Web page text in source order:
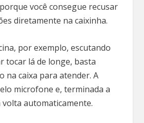
você consegue recusar
diretamente na caixinha.
por exemplo, escutando
tocar lá de longe, basta
na caixa para atender. A
microfone e, terminada a
volta automaticamente.